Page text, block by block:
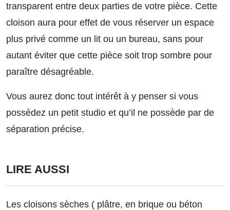
transparent entre deux parties de votre pièce. Cette
cloison aura pour effet de vous réserver un espace
plus privé comme un lit ou un bureau, sans pour
autant éviter que cette pièce soit trop sombre pour
paraître désagréable.
Vous aurez donc tout intérêt à y penser si vous
possédez un petit studio et qu’il ne possède par de
séparation précise.
LIRE AUSSI
Les cloisons sèches ( plâtre, en brique ou béton